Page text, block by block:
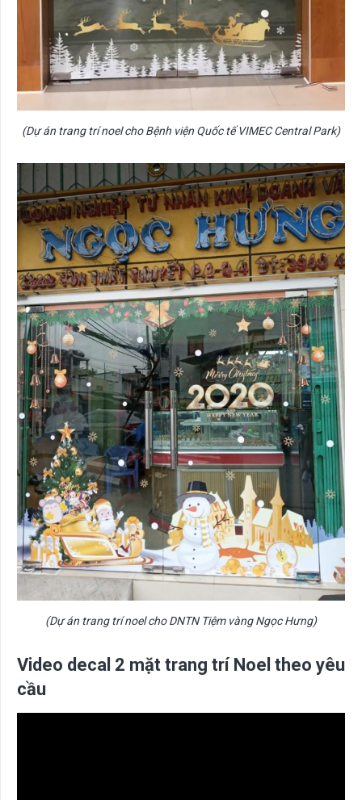
(Dự án trang trí noel cho Bệnh viện Quốc tế VIMEC Central Park)
(Dự án trang trí noel cho DNTN Tiệm vàng Ngọc Hưng)
Video decal 2 mặt trang trí Noel theo yêu
cầu